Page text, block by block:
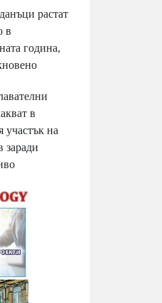
растат
в
година,
в
участък на
заради